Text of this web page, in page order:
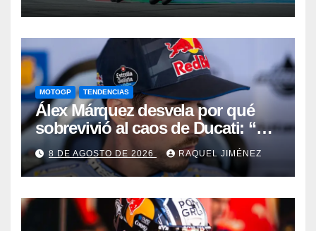
MOTOGP TENDENCIAS
Álex Márquez desvela por qué
sobrevivió al caos de Ducati: “No
sé cómo acabé siendo el mejor”
8 DE AGOSTO DE 2026 RAQUEL JIMÉNEZ